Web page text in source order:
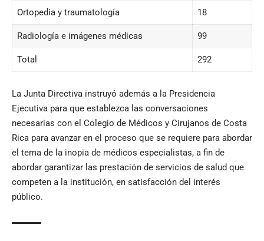
Ortopedia y traumatología 18
Radiología e imágenes médicas 99
Total 292
La Junta Directiva instruyó además a la Presidencia
Ejecutiva para que establezca las conversaciones
necesarias con el Colegio de Médicos y Cirujanos de Costa
Rica para avanzar en el proceso que se requiere para abordar
el tema de la inopia de médicos especialistas, a fin de
abordar garantizar las prestación de servicios de salud que
competen a la institución, en satisfacción del interés
público.